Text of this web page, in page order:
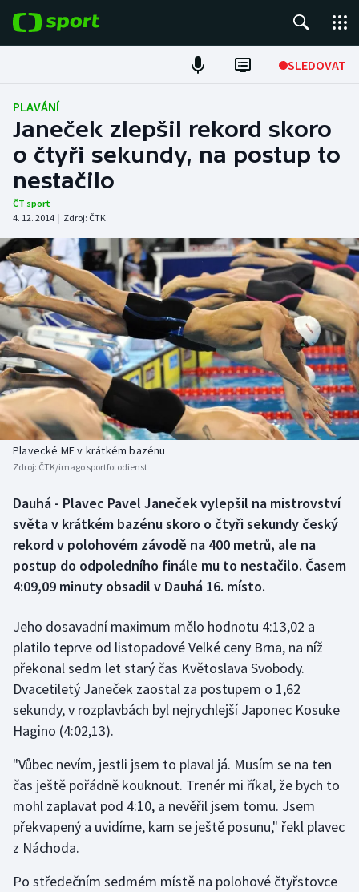
SLEDOVAT
Fotbal
Hokej
Tenis
Atletika
Cyklistika
DALŠÍ SPORTY
Americký fotbal
Baseball a softbal
Basketbal
Biatlon
Box
Curling
Florbal
Futsal
Golf
Gymnastika
Házená
Jezdectví
NEPŘEHLÉDNĚTE
Soutěže
Historické návraty
Aplikace ČT sport
PLAVÁNÍ
Janeček zlepšil rekord skoro
o čtyři sekundy, na postup to
nestačilo
ČT sport
4. 12. 2014 | Zdroj: ČTK
Plavecké ME v krátkém bazénu
Zdroj: ČTK/imago sportfotodienst
Dauhá - Plavec Pavel Janeček vylepšil na mistrovství
světa v krátkém bazénu skoro o čtyři sekundy český
rekord v polohovém závodě na 400 metrů, ale na
postup do odpoledního finále mu to nestačilo. Časem
4:09,09 minuty obsadil v Dauhá 16. místo.
Jeho dosavadní maximum mělo hodnotu 4:13,02 a
platilo teprve od listopadové Velké ceny Brna, na níž
překonal sedm let starý čas Květoslava Svobody.
Dvacetiletý Janeček zaostal za postupem o 1,62
sekundy, v rozplavbách byl nejrychlejší Japonec Kosuke
Hagino (4:02,13).
"Vůbec nevím, jestli jsem to plaval já. Musím se na ten
čas ještě pořádně kouknout. Trenér mi říkal, že bych to
mohl zaplavat pod 4:10, a nevěřil jsem tomu. Jsem
překvapený a uvidíme, kam se ještě posunu," řekl plavec
z Náchoda.
Po středečním sedmém místě na polohové čtyřstovce